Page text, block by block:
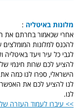
מלונות באיטליה :
אחרי שכאמור בחרתם את
להכנס למלונות
לגבי כל עיר ויעד באיטליה
להציע לכם שרות חינמי
הישראלי, ספרו לנו כמה
לנו להציע לכם את
לנו.
>> עיברו לעמוד העזרה